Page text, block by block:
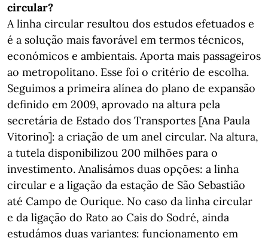
circular?
A linha circular resultou dos estudos efetuados e
é a solução mais favorável em termos técnicos,
económicos e ambientais. Aporta mais passageiros
ao metropolitano. Esse foi o critério de escolha.
Seguimos a primeira alínea do plano de expansão
definido em 2009, aprovado na altura pela
secretária de Estado dos Transportes [Ana Paula
Vitorino]: a criação de um anel circular. Na altura,
a tutela disponibilizou 200 milhões para o
investimento. Analisámos duas opções: a linha
circular e a ligação da estação de São Sebastião
até Campo de Ourique. No caso da linha circular
e da ligação do Rato ao Cais do Sodré, ainda
estudámos duas variantes: funcionamento em